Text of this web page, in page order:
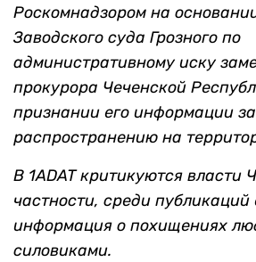
Роскомнадзором на
Заводского суда Грозного по
административному иску
прокурора Чеченской
признании его информации
распространению на
В 1ADAT критикуются власти
частности, среди публикаций
информация о похищениях
силовиками.